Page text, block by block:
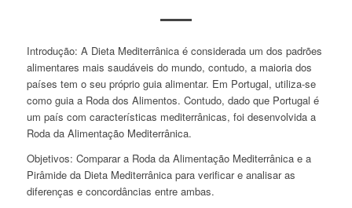
Introdução: A Dieta Mediterrânica é considerada um dos padrões
alimentares mais saudáveis do mundo, contudo, a maioria dos
países tem o seu próprio guia alimentar. Em Portugal, utiliza-se
como guia a Roda dos Alimentos. Contudo, dado que Portugal é
um país com características mediterrânicas, foi desenvolvida a
Roda da Alimentação Mediterrânica.
Objetivos: Comparar a Roda da Alimentação Mediterrânica e a
Pirâmide da Dieta Mediterrânica para verificar e analisar as
diferenças e concordâncias entre ambas.